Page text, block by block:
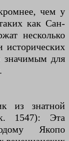
чем у
как Сан-
несколько
исторических
значимым для
из знатной
1547): Эта
Якопо